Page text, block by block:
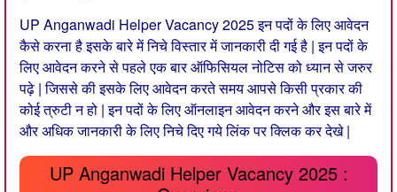
UP Anganwadi Helper Vacancy 2025 इन पदों के लिए आवेदन
कैसे करना है इसके बारे में निचे विस्तार में जानकारी दी गई है | इन पदों के
लिए आवेदन करने से पहले एक बार ऑफिसियल नोटिस को ध्यान से जरुर
पढ़े | जिससे की इसके लिए आवेदन करते समय आपसे किसी प्रकार की
कोई त्रुटी न हो | इन पदों के लिए ऑनलाइन आवेदन करने और इस बारे में
और अधिक जानकारी के लिए निचे दिए गये लिंक पर क्लिक कर देखे |
UP Anganwadi Helper Vacancy 2025 :